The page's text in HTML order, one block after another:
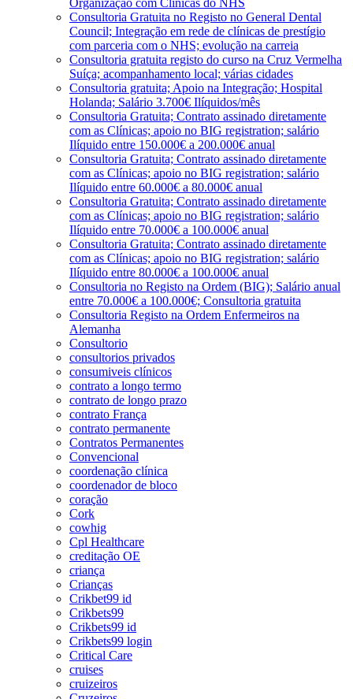
Consultoria Gratuita no Registo no General Dental
Council; Integração em rede de clínicas de prestígio
com parceria com o NHS; evolução na carreia
Consultoria gratuita registo do curso na Cruz Vermelha
Suíça; acompanhamento local; várias cidades
Consultoria gratuita; Apoio na Integração; Hospital
Holanda; Salário 3.700€ Ilíquidos/mês
Consultoria Gratuita; Contrato assinado diretamente
com as Clínicas; apoio no BIG registration; salário
Ilíquido entre 150.000€ a 200.000€ anual
Consultoria Gratuita; Contrato assinado diretamente
com as Clínicas; apoio no BIG registration; salário
Ilíquido entre 60.000€ a 80.000€ anual
Consultoria Gratuita; Contrato assinado diretamente
com as Clínicas; apoio no BIG registration; salário
Ilíquido entre 70.000€ a 100.000€ anual
Consultoria Gratuita; Contrato assinado diretamente
com as Clínicas; apoio no BIG registration; salário
Ilíquido entre 80.000€ a 100.000€ anual
Consultoria no Registo na Ordem (BIG); Salário anual
entre 70.000€ a 100.000€; Consultoria gratuita
Consultoria Registo na Ordem Enfermeiros na
Alemanha
Consultorio
consultorios privados
consumiveis clínicos
contrato a longo termo
contrato de longo prazo
contrato França
contrato permanente
Contratos Permanentes
Convencional
coordenação clínica
coordenador de bloco
coração
Cork
cowhig
Cpl Healthcare
creditação OE
criança
Crianças
Crikbet99 id
Crikbets99
Crikbets99 id
Crikbets99 login
Critical Care
cruises
cruizeiros